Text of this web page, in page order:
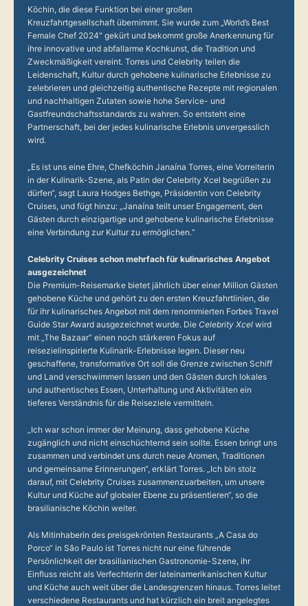
Köchin, die diese Funktion bei einer großen
Kreuzfahrtgesellschaft übernimmt. Sie wurde zum „World’s Best
Female Chef 2024″ gekürt und bekommt große Anerkennung für
ihre innovative und abfallarme Kochkunst, die Tradition und
Zweckmäßigkeit vereint. Torres und Celebrity teilen die
Leidenschaft, Kultur durch gehobene kulinarische Erlebnisse zu
zelebrieren und gleichzeitig authentische Rezepte mit regionalen
und nachhaltigen Zutaten sowie hohe Service- und
Gastfreundschaftsstandards zu wahren. So entsteht eine
Partnerschaft, bei der jedes kulinarische Erlebnis unvergesslich
wird.
„Es ist uns eine Ehre, Chefköchin Janaína Torres, eine Vorreiterin
in der Kulinarik-Szene, als Patin der Celebrity Xcel begrüßen zu
dürfen“, sagt Laura Hodges Bethge, Präsidentin von Celebrity
Cruises, und fügt hinzu: „Janaína teilt unser Engagement, den
Gästen durch einzigartige und gehobene kulinarische Erlebnisse
eine Verbindung zur Kultur zu ermöglichen.“
Celebrity Cruises schon mehrfach für kulinarisches Angebot
ausgezeichnet
Die Premium-Reisemarke bietet jährlich über einer Million Gästen
gehobene Küche und gehört zu den ersten Kreuzfahrtlinien, die
für ihr kulinarisches Angebot mit dem renommierten Forbes Travel
Guide Star Award ausgezeichnet wurde. Die Celebrity Xcel wird
mit „The Bazaar“ einen noch stärkeren Fokus auf
reisezielinspirierte Kulinarik-Erlebnisse legen. Dieser neu
geschaffene, transformative Ort soll die Grenze zwischen Schiff
und Land verschwimmen lassen und den Gästen durch lokales
und authentisches Essen, Unterhaltung und Aktivitäten ein
tieferes Verständnis für die Reiseziele vermitteln.
„Ich war schon immer der Meinung, dass gehobene Küche
zugänglich und nicht einschüchternd sein sollte. Essen bringt uns
zusammen und verbindet uns durch neue Aromen, Traditionen
und gemeinsame Erinnerungen“, erklärt Torres. „Ich bin stolz
darauf, mit Celebrity Cruises zusammenzuarbeiten, um unsere
Kultur und Küche auf globaler Ebene zu präsentieren“, so die
brasilianische Köchin weiter.
Als Mitinhaberin des preisgekrönten Restaurants „A Casa do
Porco“ in São Paulo ist Torres nicht nur eine führende
Persönlichkeit der brasilianischen Gastronomie-Szene, ihr
Einfluss reicht als Verfechterin der lateinamerikanischen Kultur
und Küche auch weit über die Landesgrenzen hinaus. Torres leitet
verschiedene Restaurants und hat kürzlich ein breit angelegtes